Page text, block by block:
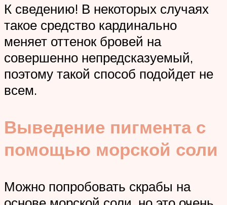
К сведению! В некоторых случаях
такое средство кардинально
меняет оттенок бровей на
совершенно непредсказуемый,
поэтому такой способ подойдет не
всем.
Выведение пигмента с
помощью морской соли
Можно попробовать скрабы на